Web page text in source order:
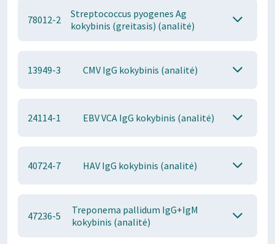
78012-2
Streptococcus pyogenes Ag
kokybinis (greitasis) (analitė)
13949-3 CMV IgG kokybinis (analitė)
24114-1 EBV VCA IgG kokybinis (analitė)
40724-7 HAV IgG kokybinis (analitė)
47236-5
Treponema pallidum IgG+IgM
kokybinis (analitė)